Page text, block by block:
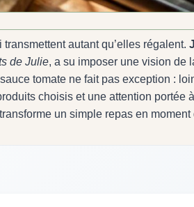
autant qu’elles régalent.
de Julie, a su imposer une vision de
tomate ne fait pas exception :
choisis et une attention portée
un simple repas en moment